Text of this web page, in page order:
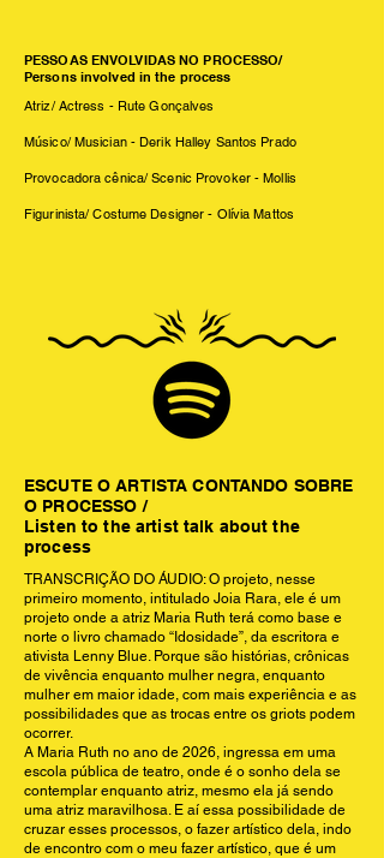
PESSOAS ENVOLVIDAS NO PROCESSO/
Persons involved in the process
Atriz/ Actress - Rute Gonçalves
Músico/ Musician - Derik Halley Santos Prado
Provocadora cênica/ Scenic Provoker - Mollis
Figurinista/ Costume Designer - Olívia Mattos
ESCUTE O ARTISTA CONTANDO SOBRE
O PROCESSO /
Listen to the artist talk about the
process
TRANSCRIÇÃO DO ÁUDIO: O projeto, nesse
primeiro momento, intitulado Joia Rara, ele é um
projeto onde a atriz Maria Ruth terá como base e
norte o livro chamado “Idosidade”, da escritora e
ativista Lenny Blue. Porque são histórias, crônicas
de vivência enquanto mulher negra, enquanto
mulher em maior idade, com mais experiência e as
possibilidades que as trocas entre os griots podem
ocorrer.
A Maria Ruth no ano de 2026, ingressa em uma
escola pública de teatro, onde é o sonho dela se
contemplar enquanto atriz, mesmo ela já sendo
uma atriz maravilhosa. E aí essa possibilidade de
cruzar esses processos, o fazer artístico dela, indo
de encontro com o meu fazer artístico, que é um